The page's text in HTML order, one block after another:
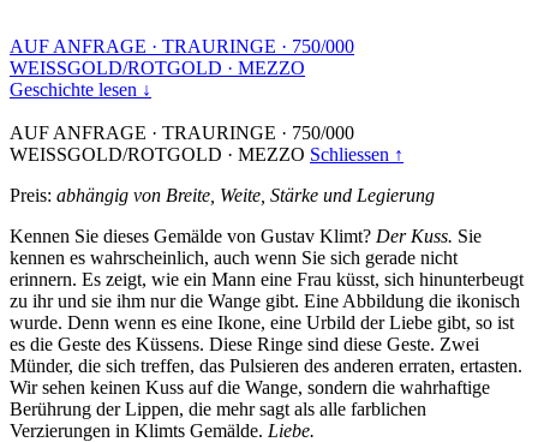
AUF ANFRAGE · TRAURINGE · 750/000
WEISSGOLD/ROTGOLD · MEZZO
Geschichte lesen ↓
AUF ANFRAGE · TRAURINGE · 750/000
WEISSGOLD/ROTGOLD · MEZZO Schliessen ↑
Preis: abhängig von Breite, Weite, Stärke und Legierung
Kennen Sie dieses Gemälde von Gustav Klimt? Der Kuss. Sie
kennen es wahrscheinlich, auch wenn Sie sich gerade nicht
erinnern. Es zeigt, wie ein Mann eine Frau küsst, sich hinunterbeugt
zu ihr und sie ihm nur die Wange gibt. Eine Abbildung die ikonisch
wurde. Denn wenn es eine Ikone, eine Urbild der Liebe gibt, so ist
es die Geste des Küssens. Diese Ringe sind diese Geste. Zwei
Münder, die sich treffen, das Pulsieren des anderen erraten, ertasten.
Wir sehen keinen Kuss auf die Wange, sondern die wahrhaftige
Berührung der Lippen, die mehr sagt als alle farblichen
Verzierungen in Klimts Gemälde. Liebe.